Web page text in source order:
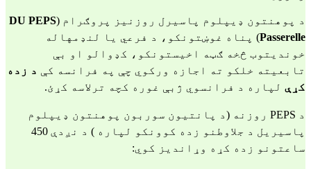
د پوهنتون ډیپلوم پاسیرل روزنیز پروګرام (DU PEPS
Passerelle) پناه غوښتونکو، د فرعي یا لنډمهاله
خوندیتوب څخه ګټه اخیستونکو، کډوالو او بې
تابعیته خلکو ته اجازه ورکوي چې په فرانسه کې د زده
کړې لپاره د فرانسوي ژبې غوره کچه ترلاسه کړئ.
د PEPS روزنه (د پانتیون سوربون پوهنتون ډیپلوم
پاسیریل د جلاوطنو زده کوونکو لپاره ) د نږدې 450
ساعتونو زده کړه وړاندیز کوي: